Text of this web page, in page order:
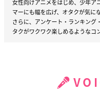
女性向けアニメをはじめ、少年ア
マーにも幅を広げ、オタクが気に
さらに、アンケート・ランキング
タクがワクワク楽しめるようなコ